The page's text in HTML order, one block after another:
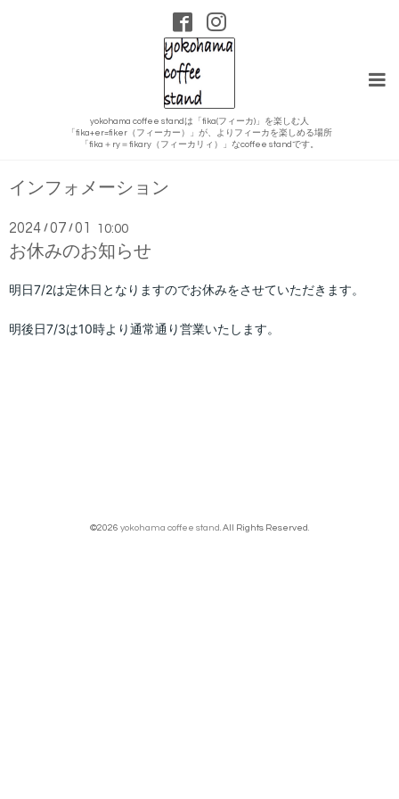
yokohama coffee standは「fika(フィーカ)」を楽しむ人
「fika+er=fiker（フィーカー）」が、よりフィーカを楽しめる場所
「fika＋ry＝fikary（フィーカリィ）」なcoffee standです。
インフォメーション
2024 /07 /01 10:00
お休みのお知らせ
明日7/2は定休日となりますのでお休みをさせていただきます。
明後日7/3は10時より通常通り営業いたします。
©2026 yokohama coffee stand. All Rights Reserved.